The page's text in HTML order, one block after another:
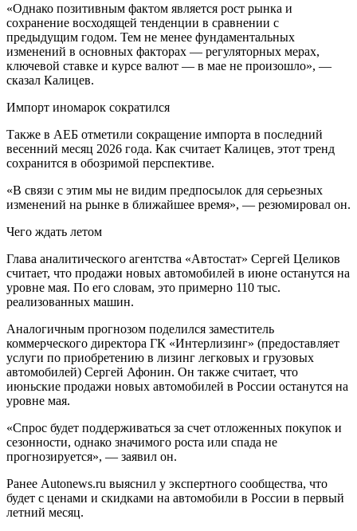
«Однако позитивным фактом является рост рынка и
сохранение восходящей тенденции в сравнении с
предыдущим годом. Тем не менее фундаментальных
изменений в основных факторах — регуляторных мерах,
ключевой ставке и курсе валют — в мае не произошло», —
сказал Калицев.
Импорт иномарок сократился
Также в АЕБ отметили сокращение импорта в последний
весенний месяц 2026 года. Как считает Калицев, этот тренд
сохранится в обозримой перспективе.
«В связи с этим мы не видим предпосылок для серьезных
изменений на рынке в ближайшее время», — резюмировал он.
Чего ждать летом
Глава аналитического агентства «Автостат» Сергей Целиков
считает, что продажи новых автомобилей в июне останутся на
уровне мая. По его словам, это примерно 110 тыс.
реализованных машин.
Аналогичным прогнозом поделился заместитель
коммерческого директора ГК «Интерлизинг» (предоставляет
услуги по приобретению в лизинг легковых и грузовых
автомобилей) Сергей Афонин. Он также считает, что
июньские продажи новых автомобилей в России останутся на
уровне мая.
«Спрос будет поддерживаться за счет отложенных покупок и
сезонности, однако значимого роста или спада не
прогнозируется», — заявил он.
Ранее Autonews.ru выяснил у экспертного сообщества, что
будет с ценами и скидками на автомобили в России в первый
летний месяц.